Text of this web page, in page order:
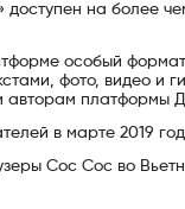
на более
особый
фото, видео и
авторам платформы
в марте 2019
Coc Coc во